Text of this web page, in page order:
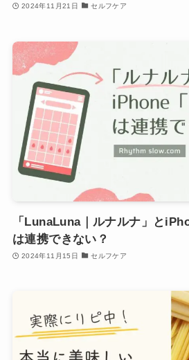
2024年11月21日 セルフケア
「LunaLuna｜ルナルナ」と
は連携できない？
2024年11月15日 セルフケア